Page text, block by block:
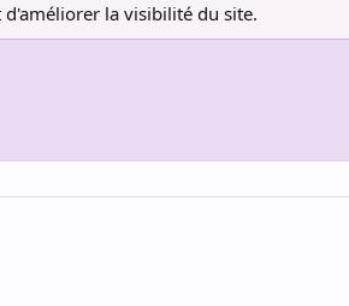
d'améliorer la visibilité du site.